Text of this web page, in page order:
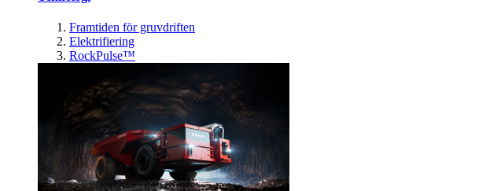
Framtiden för gruvdriften
Elektrifiering
RockPulse™